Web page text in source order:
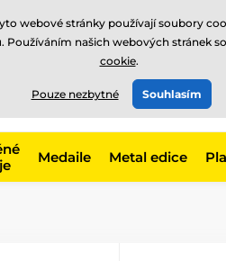
775 400
Zavolejte nám
Medaile Metal edice
webové stránky používají soubory
našich webových stránek
cookie.
Pouze nezbytné Souhlasím